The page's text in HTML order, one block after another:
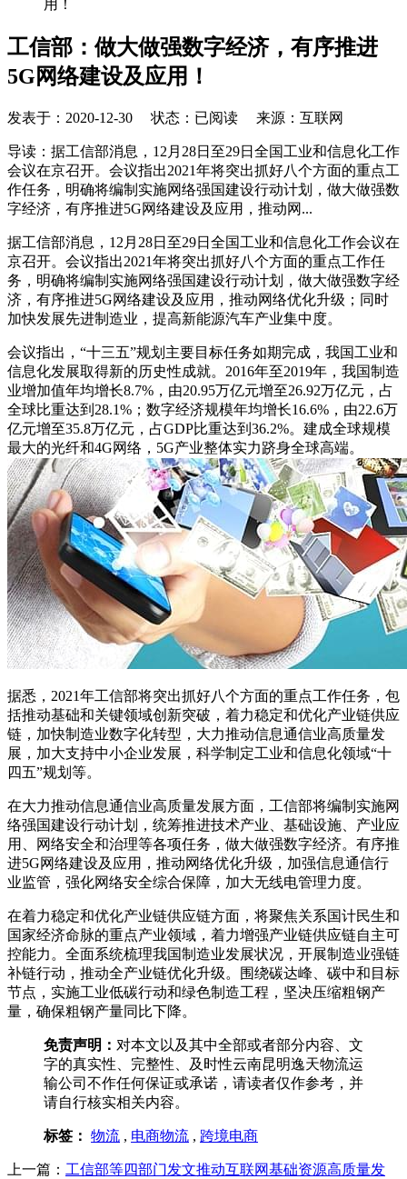
用！
工信部：做大做强数字经济，有序推进
5G网络建设及应用！
发表于： 2020-12-30 状态：已阅读 来源：互联网
导读：据工信部消息，12月28日至29日全国工业和信息化工作
会议在京召开。会议指出2021年将突出抓好八个方面的重点工
作任务，明确将编制实施网络强国建设行动计划，做大做强数
字经济，有序推进5G网络建设及应用，推动网...
据工信部消息，12月28日至29日全国工业和信息化工作会议在
京召开。会议指出2021年将突出抓好八个方面的重点工作任
务，明确将编制实施网络强国建设行动计划，做大做强数字经
济，有序推进5G网络建设及应用，推动网络优化升级；同时
加快发展先进制造业，提高新能源汽车产业集中度。
会议指出，“十三五”规划主要目标任务如期完成，我国工业和
信息化发展取得新的历史性成就。2016年至2019年，我国制造
业增加值年均增长8.7%，由20.95万亿元增至26.92万亿元，占
全球比重达到28.1%；数字经济规模年均增长16.6%，由22.6万
亿元增至35.8万亿元，占GDP比重达到36.2%。建成全球规模
最大的光纤和4G网络，5G产业整体实力跻身全球高端。
据悉，2021年工信部将突出抓好八个方面的重点工作任务，包
括推动基础和关键领域创新突破，着力稳定和优化产业链供应
链，加快制造业数字化转型，大力推动信息通信业高质量发
展，加大支持中小企业发展，科学制定工业和信息化领域“十
四五”规划等。
在大力推动信息通信业高质量发展方面，工信部将编制实施网
络强国建设行动计划，统筹推进技术产业、基础设施、产业应
用、网络安全和治理等各项任务，做大做强数字经济。有序推
进5G网络建设及应用，推动网络优化升级，加强信息通信行
业监管，强化网络安全综合保障，加大无线电管理力度。
在着力稳定和优化产业链供应链方面，将聚焦关系国计民生和
国家经济命脉的重点产业领域，着力增强产业链供应链自主可
控能力。全面系统梳理我国制造业发展状况，开展制造业强链
补链行动，推动全产业链优化升级。围绕碳达峰、碳中和目标
节点，实施工业低碳行动和绿色制造工程，坚决压缩粗钢产
量，确保粗钢产量同比下降。
免责声明： 对本文以及其中全部或者部分内容、文
字的真实性、完整性、及时性云南昆明逸天物流运
输公司不作任何保证或承诺，请读者仅作参考，并
请自行核实相关内容。
标签： 物流 , 电商物流 , 跨境电商
上一篇： 工信部等四部门发文推动互联网基础资源高质量发